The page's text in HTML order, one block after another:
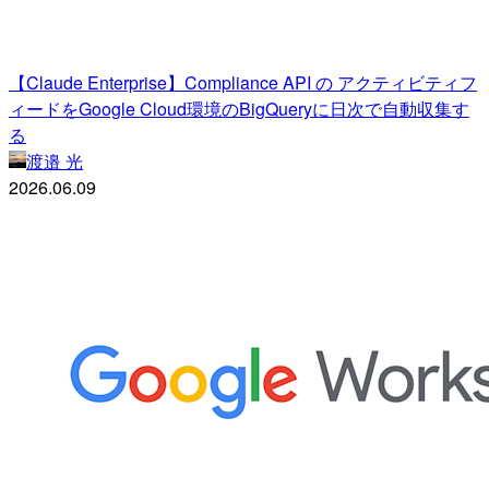
【Claude Enterprise】Compliance API の アクティビティフ
ィードをGoogle Cloud環境のBigQueryに日次で自動収集す
る
渡邉 光
2026.06.09